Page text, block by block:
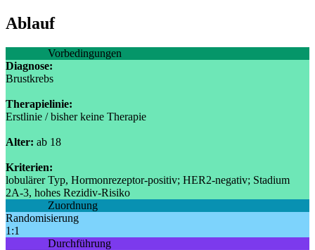
Ablauf
Vorbedingungen
Diagnose:
Brustkrebs
Therapielinie:
Erstlinie / bisher keine Therapie
Alter: ab 18
Kriterien:
lobulärer Typ, Hormonrezeptor-positiv; HER2-negativ; Stadium
2A-3, hohes Rezidiv-Risiko
Zuordnung
Randomisierung
1:1
Durchführung